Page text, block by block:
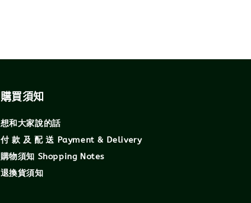
購買須知
想和大家說的話
付 款 及 配 送 Payment & Delivery
購物須知 Shopping Notes
退換貨須知